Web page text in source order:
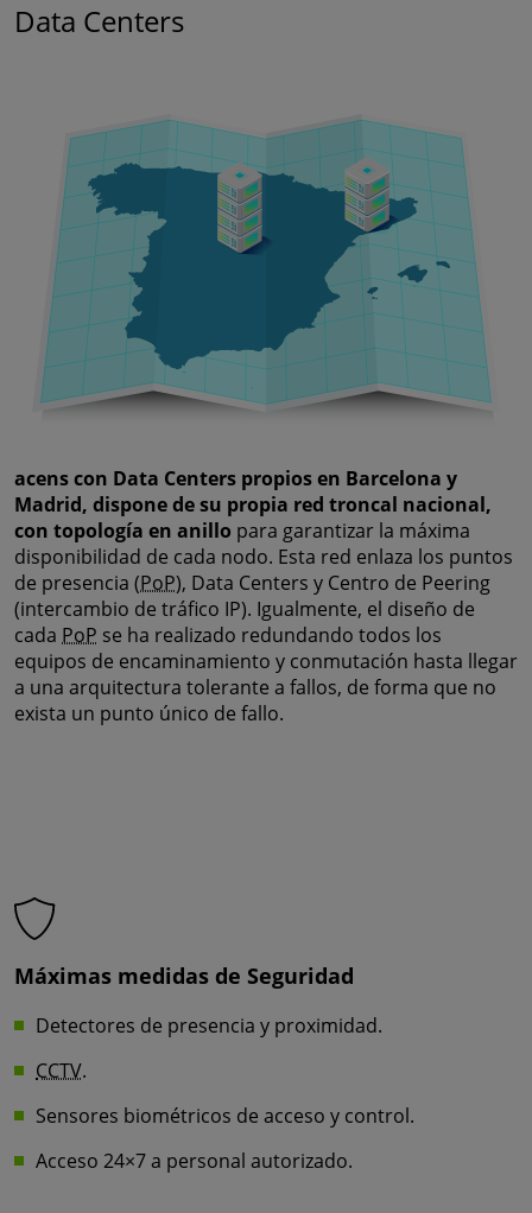
Data Centers
acens con Data Centers propios en Barcelona y
Madrid, dispone de su propia red troncal nacional,
con topología en anillo para garantizar la máxima
disponibilidad de cada nodo. Esta red enlaza los puntos
de presencia (PoP), Data Centers y Centro de Peering
(intercambio de tráfico IP). Igualmente, el diseño de
cada PoP se ha realizado redundando todos los
equipos de encaminamiento y conmutación hasta llegar
a una arquitectura tolerante a fallos, de forma que no
exista un punto único de fallo.
Máximas medidas de Seguridad
Detectores de presencia y proximidad.
CCTV.
Sensores biométricos de acceso y control.
Acceso 24×7 a personal autorizado.